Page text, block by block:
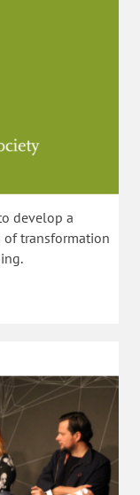
develop a
of transformation